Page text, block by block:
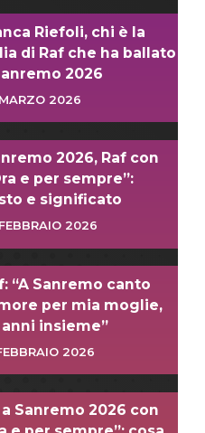
Riefoli, chi è la
di Raf che ha ballato
2026
2026
2026, Raf con
e per sempre”:
e significato
2026
“A Sanremo canto
per mia moglie,
anni insieme”
2026
a Sanremo 2026 con